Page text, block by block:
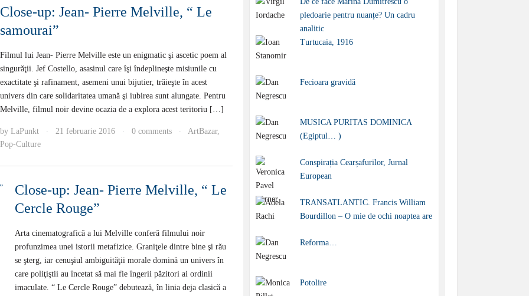
Close-up: Jean- Pierre Melville, “ Le
samourai”
Filmul lui Jean- Pierre Melville este un enigmatic şi ascetic poem al
singurăţii. Jef Costello, asasinul care îşi îndeplineşte misiunile cu
exactitate şi rafinament, asemeni unui bijutier, trăieşte în acest
univers din care solidaritatea umană şi iubirea sunt alungate. Pentru
Melville, filmul noir devine ocazia de a explora acest teritoriu […]
by LaPunkt · 21 februarie 2016 · 0 comments · ArtBazar,
Pop-Culture
Close-up: Jean- Pierre Melville, “ Le
Cercle Rouge”
Arta cinematografică a lui Melville conferă filmului noir
profunzimea unei istorii metafizice. Graniţele dintre bine şi rău
se şterg, iar cenuşiul ambiguităţii morale domină un univers în
care poliţiştii au încetat să mai fie îngerii păzitori ai ordinii
imaculate. “ Le Cercle Rouge” debutează, în linia deja clasică a
pledoarie pentru nuanțe? Un cadru
analitic
Turtucaia, 1916
Fecioara gravidă
MUSICA PURITAS DOMINICA
(Egiptul… )
Conspirația Cearșafurilor, Jurnal
European
TRANSATLANTIC. Francis William
Bourdillon – O mie de ochi noaptea are
Reforma…
Potolire